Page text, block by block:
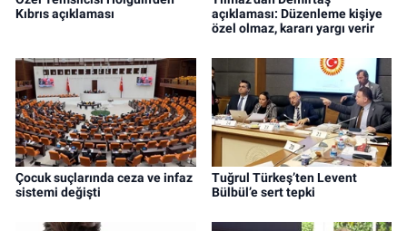
Kıbrıs açıklaması
açıklaması: Düzenleme kişiye
özel olmaz, kararı yargı verir
Çocuk suçlarında ceza ve infaz
sistemi değişti
Tuğrul Türkeş’ten Levent
Bülbül’e sert tepki